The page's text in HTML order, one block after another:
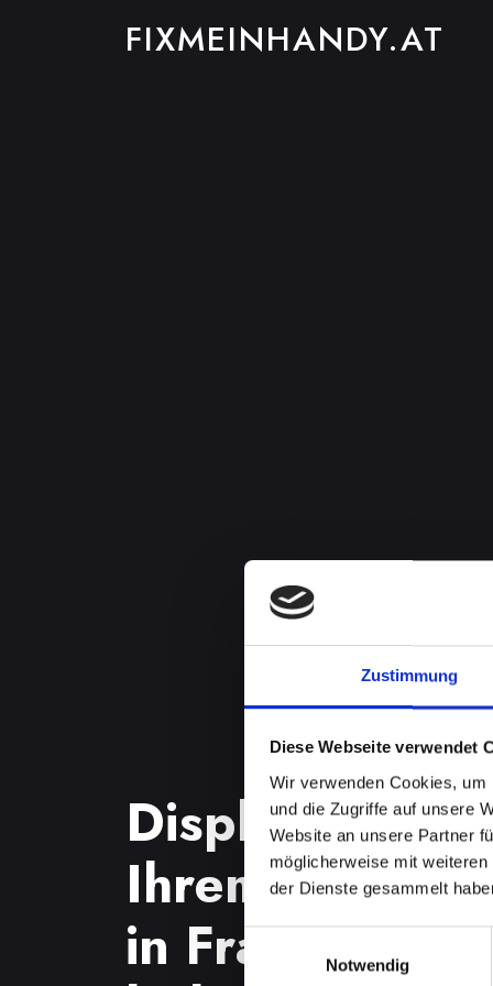
Zustimmung
Diese Webseite verwendet
Wir verwenden Cookies,
und die Zugriffe auf unsere
Website an unsere Partner
möglicherweise mit
der Dienste gesammelt
Einwilligungsauswahl
Notwendig
FIXMEINHANDY.AT
Ihrem
in Franking